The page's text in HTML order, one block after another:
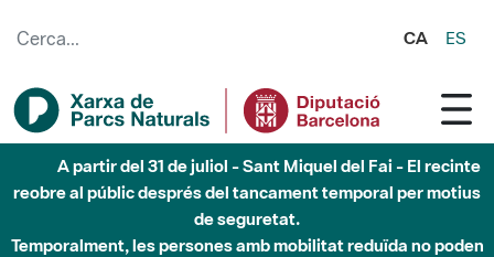
CA ES
A partir del 31 de juliol - Sant Miquel del Fai - El recinte
reobre al públic després del tancament temporal per motius
de seguretat.
Temporalment, les persones amb mobilitat reduïda no poden